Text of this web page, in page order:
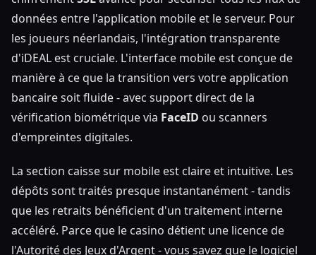
données entre l'application mobile et le serveur. Pour
les joueurs néerlandais, l'intégration transparente
d'iDEAL est cruciale. L'interface mobile est conçue de
manière à ce que la transition vers votre application
bancaire soit fluide - avec support direct de la
vérification biométrique via FaceID ou scanners
d'empreintes digitales.
La section caisse sur mobile est claire et intuitive. Les
dépôts sont traités presque instantanément - tandis
que les retraits bénéficient d'un traitement interne
accéléré. Parce que le casino détient une licence de
l'Autorité des Jeux d'Argent - vous savez que le logiciel